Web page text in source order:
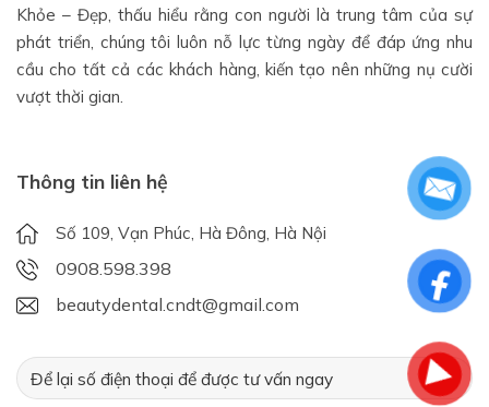
Khỏe – Đẹp, thấu hiểu rằng con người là trung tâm của sự
phát triển, chúng tôi luôn nỗ lực từng ngày để đáp ứng nhu
cầu cho tất cả các khách hàng, kiến tạo nên những nụ cười
vượt thời gian.
Thông tin liên hệ
Số 109, Vạn Phúc, Hà Đông, Hà Nội
0908.598.398
beautydental.cndt@gmail.com